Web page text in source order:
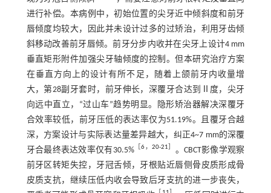
进行补偿。本病例中，初始位置的尖牙近中倾斜度和前牙
唇倾度均较大，因此并未设计过多的过矫治，利用牙齿倾
斜移动改善前牙唇倾。前牙分步内收并在尖牙上设计4 mm
垂直矩形附件加强尖牙轴倾度的控制。但本研究治疗方案
在垂直方向上的设计有所不足，随着上颌前牙内收量增
大，第28副牙套时，前牙伸长，深覆牙合达到Ⅱ度，尖牙
向远中直立，“过山车”趋势明显。隐形矫治器解决深覆牙
合效率较低，前牙压低的表达率仅为51.19%。且覆牙合越
深，方案设计与实际表达量差异越大，纠正4~7 mm的深覆
牙合最终表达效率仅有30.5% ［6， 20-21］ 。CBCT影像学观察
前牙区转矩失控，牙冠舌倾，牙根贴近唇侧骨皮质形成骨
皮质支抗，继续压低内收会导致后牙支抗的进一步丧失，